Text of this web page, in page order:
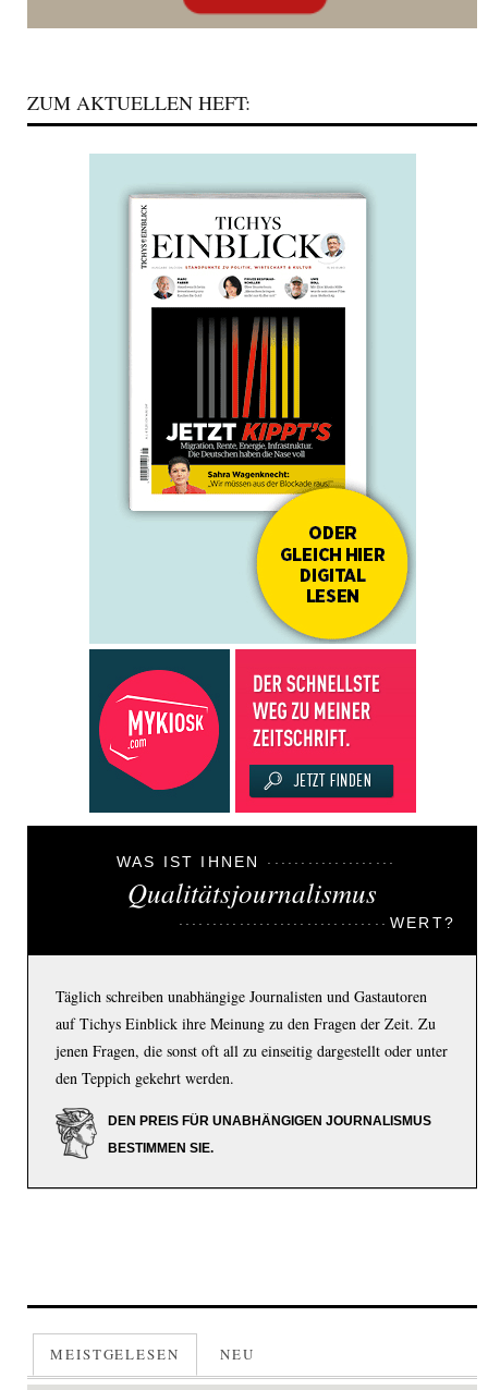
ZUM AKTUELLEN HEFT:
WAS IST IHNEN
Qualitätsjournalismus
WERT?
Täglich schreiben unabhängige Journalisten und Gastautoren
auf Tichys Einblick ihre Meinung zu den Fragen der Zeit. Zu
jenen Fragen, die sonst oft all zu einseitig dargestellt oder unter
den Teppich gekehrt werden.
DEN PREIS FÜR UNABHÄNGIGEN JOURNALISMUS
BESTIMMEN SIE.
MEISTGELESEN NEU